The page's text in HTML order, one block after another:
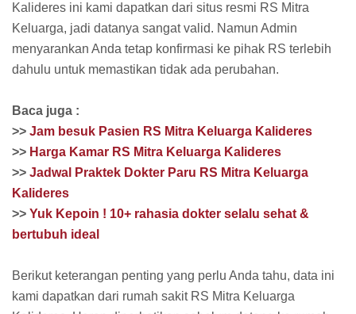
Kalideres ini kami dapatkan dari situs resmi RS Mitra
Keluarga, jadi datanya sangat valid. Namun Admin
menyarankan Anda tetap konfirmasi ke pihak RS terlebih
dahulu untuk memastikan tidak ada perubahan.
Baca juga :
>> Jam besuk Pasien RS Mitra Keluarga Kalideres
>> Harga Kamar RS Mitra Keluarga Kalideres
>> Jadwal Praktek Dokter Paru RS Mitra Keluarga
Kalideres
>> Yuk Kepoin ! 10+ rahasia dokter selalu sehat &
bertubuh ideal
Berikut keterangan penting yang perlu Anda tahu, data ini
kami dapatkan dari rumah sakit RS Mitra Keluarga